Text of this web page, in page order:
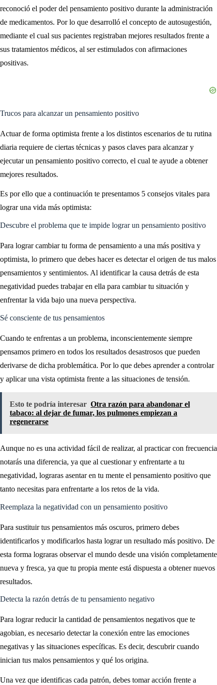
reconoció el poder del pensamiento positivo durante la administración
de medicamentos. Por lo que desarrolló el concepto de autosugestión,
mediante el cual sus pacientes registraban mejores resultados frente a
sus tratamientos médicos, al ser estimulados con afirmaciones
positivas.
Trucos para alcanzar un pensamiento positivo
Actuar de forma optimista frente a los distintos escenarios de tu rutina
diaria requiere de ciertas técnicas y pasos claves para alcanzar y
ejecutar un pensamiento positivo correcto, el cual te ayude a obtener
mejores resultados.
Es por ello que a continuación te presentamos 5 consejos vitales para
lograr una vida más optimista:
Descubre el problema que te impide lograr un pensamiento positivo
Para lograr cambiar tu forma de pensamiento a una más positiva y
optimista, lo primero que debes hacer es detectar el origen de tus malos
pensamientos y sentimientos. Al identificar la causa detrás de esta
negatividad puedes trabajar en ella para cambiar tu situación y
enfrentar la vida bajo una nueva perspectiva.
Sé consciente de tus pensamientos
Cuando te enfrentas a un problema, inconscientemente siempre
pensamos primero en todos los resultados desastrosos que pueden
derivarse de dicha problemática. Por lo que debes aprender a controlar
y aplicar una vista optimista frente a las situaciones de tensión.
Esto te podría interesar Otra razón para abandonar el
tabaco: al dejar de fumar, los pulmones empiezan a
regenerarse
Aunque no es una actividad fácil de realizar, al practicar con frecuencia
notarás una diferencia, ya que al cuestionar y enfrentarte a tu
negatividad, lograras asentar en tu mente el pensamiento positivo que
tanto necesitas para enfrentarte a los retos de la vida.
Reemplaza la negatividad con un pensamiento positivo
Para sustituir tus pensamientos más oscuros, primero debes
identificarlos y modificarlos hasta lograr un resultado más positivo. De
esta forma lograras observar el mundo desde una visión completamente
nueva y fresca, ya que tu propia mente está dispuesta a obtener nuevos
resultados.
Detecta la razón detrás de tu pensamiento negativo
Para lograr reducir la cantidad de pensamientos negativos que te
agobian, es necesario detectar la conexión entre las emociones
negativas y las situaciones específicas. Es decir, descubrir cuando
inician tus malos pensamientos y qué los origina.
Una vez que identificas cada patrón, debes tomar acción frente a